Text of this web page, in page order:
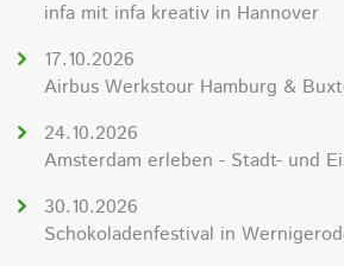
infa mit infa kreativ in Hannover
17.10.2026
Airbus Werkstour Hamburg &
24.10.2026
Amsterdam erleben - Stadt- und
30.10.2026
Schokoladenfestival in